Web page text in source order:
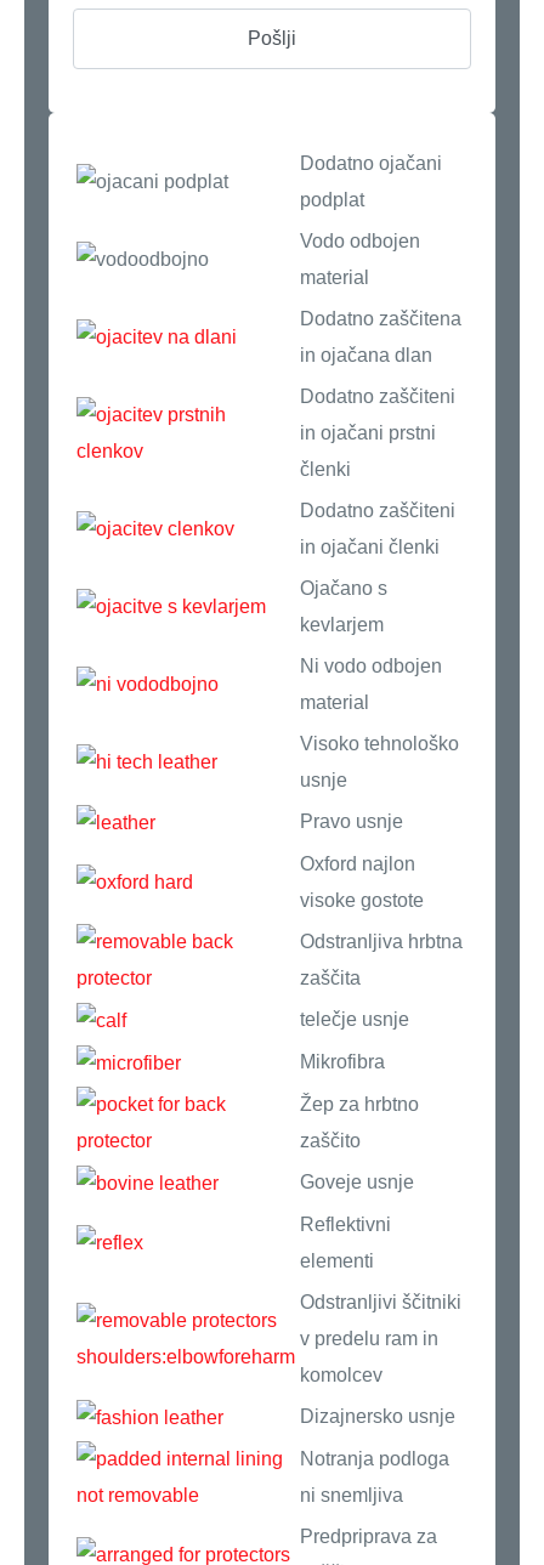
Dodatno ojačani
podplat
Vodo odbojen
material
Dodatno zaščitena
in ojačana dlan
Dodatno zaščiteni
in ojačani prstni
členki
Dodatno zaščiteni
in ojačani členki
Ojačano s
kevlarjem
Ni vodo odbojen
material
Visoko tehnološko
usnje
Pravo usnje
Oxford najlon
visoke gostote
Odstranljiva hrbtna
zaščita
telečje usnje
Mikrofibra
Žep za hrbtno
zaščito
Goveje usnje
Reflektivni
elementi
Odstranljivi ščitniki
v predelu ram in
komolcev
Dizajnersko usnje
Notranja podloga
ni snemljiva
Predpriprava za